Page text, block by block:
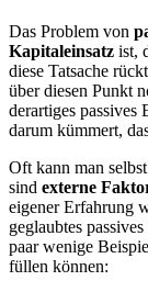
Das Problem von
Kapitaleinsatz ist,
diese Tatsache
über diesen Punkt
derartiges passives
darum kümmert,
Oft kann man
sind externe
eigener Erfahrung
geglaubtes
paar wenige
füllen können: